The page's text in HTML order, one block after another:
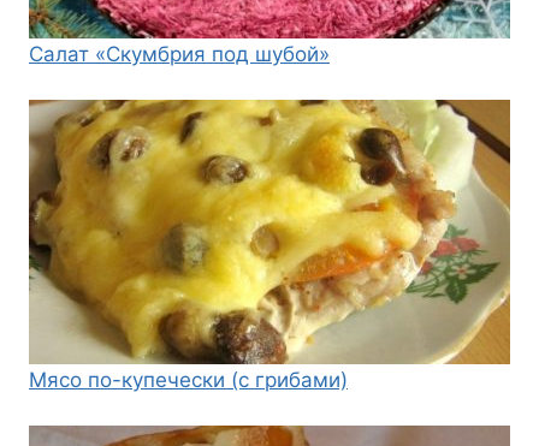
Салат «Скумбрия под шубой»
Мясо по-купечески (с грибами)